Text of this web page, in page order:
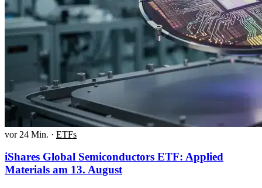
vor 24 Min. · ETFs
iShares Global Semiconductors ETF: Applied
Materials am 13. August